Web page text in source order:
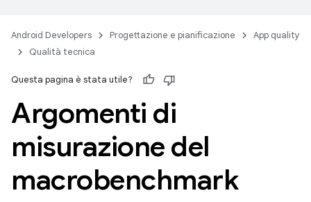
Android Developers Progettazione e pianificazione
App quality
Qualità tecnica
Questa pagina è stata utile?
Argomenti di
misurazione del
macrobenchmark